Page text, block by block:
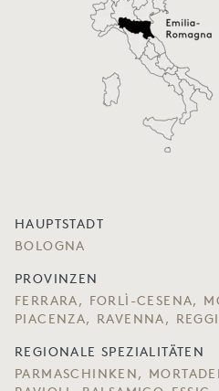
HAUPTSTADT
BOLOGNA
PROVINZEN
FERRARA, FORLÌ-CESENA,
PIACENZA, RAVENNA,
REGIONALE SPEZIALITÄTEN
PARMASCHINKEN,